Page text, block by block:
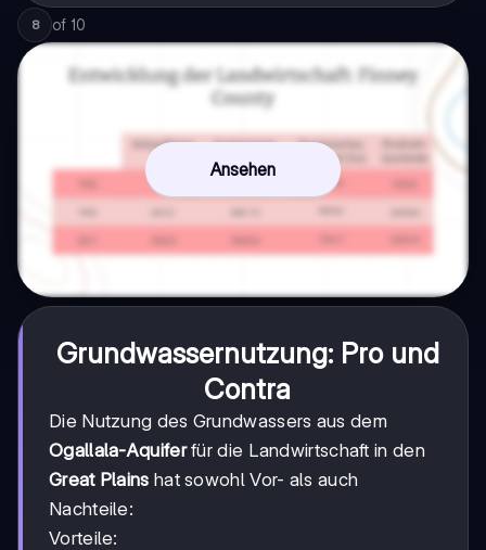
8 of 10
Ansehen
Grundwassernutzung: Pro und
Contra
Die Nutzung des Grundwassers aus dem
Ogallala-Aquiferfür die Landwirtschaft in den
Great Plains hat sowohl Vor- als auch
Nachteile:
Vorteile: